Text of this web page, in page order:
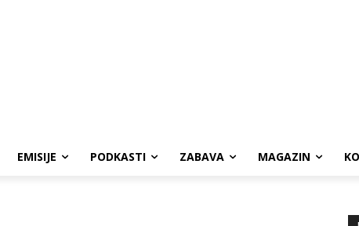
EMISIJE PODKASTI ZABAVA MAGAZIN